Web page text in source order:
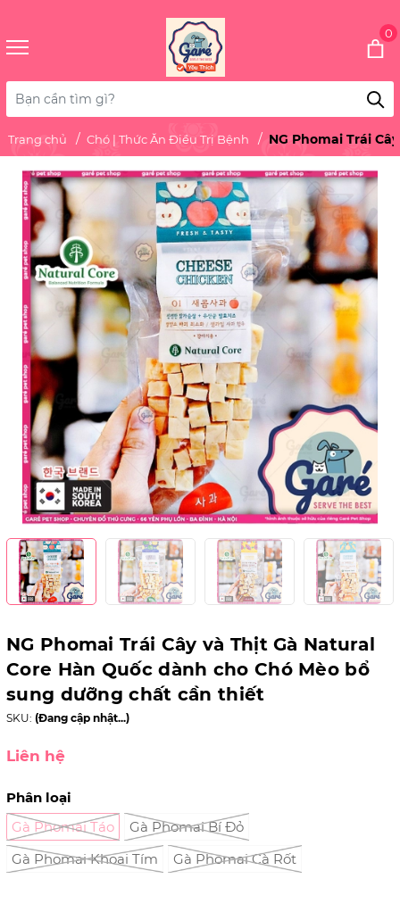
0
Trang chủ Chó | Thức Ăn Điều Trị Bệnh NG Phomai Trái
NG Phomai Trái Cây và Thịt Gà Natural
Core Hàn Quốc dành cho Chó Mèo bổ
sung dưỡng chất cần thiết
SKU: (Đang cập nhật...)
Liên hệ
Phân loại
Gà Phomai Táo
Gà Phomai Bí Đỏ
Gà Phomai Khoai Tím
Gà Phomai Cà Rốt